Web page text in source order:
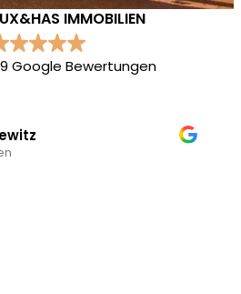
IMMOBILIEN
Google Bewertungen